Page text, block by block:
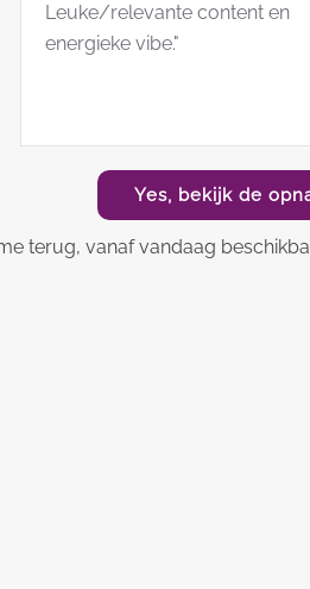
Leuke/relevante content en
energieke vibe."
Yes, bekijk de
terug, vanaf vandaag